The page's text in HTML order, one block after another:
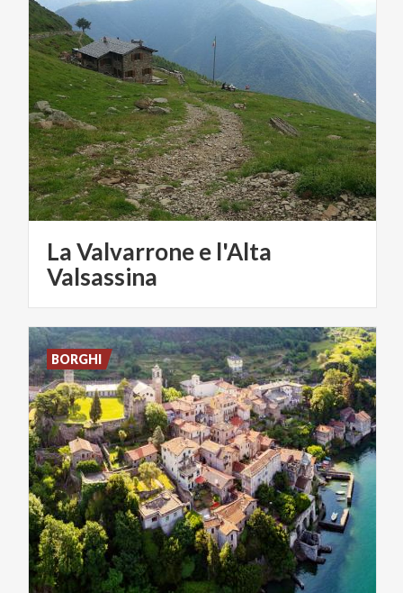
La Valvarrone e l'Alta
Valsassina
BORGHI